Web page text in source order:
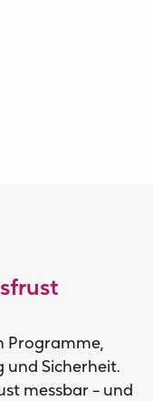
Programme,
und Sicherheit.
messbar – und